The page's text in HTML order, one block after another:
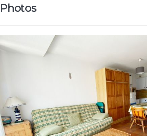
Photos